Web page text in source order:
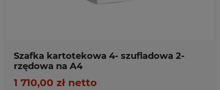
Szafka kartotekowa 4- szufladowa 2-
rzędowa na A4
1 710,00 zł netto